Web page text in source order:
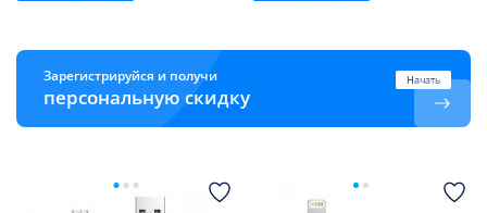
Зарегистрируйся и получи
персональную скидку
Начать